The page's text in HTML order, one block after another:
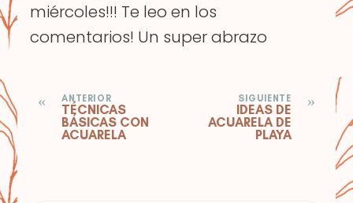
miércoles!!! Te leo en los
comentarios! Un super abrazo
« ANTERIOR
TÉCNICAS
BÁSICAS CON
ACUARELA
»
SIGUIENTE
IDEAS DE
ACUARELA DE
PLAYA